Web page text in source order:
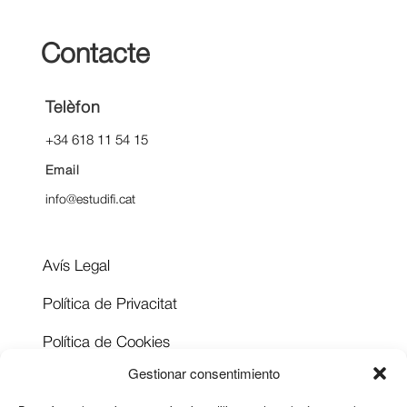
Gestionar consentimiento
Contacte
Telèfon
+34 618 11 54 15
Email
info@estudifi.cat
Avís Legal
Política de Privacitat
Política de Cookies